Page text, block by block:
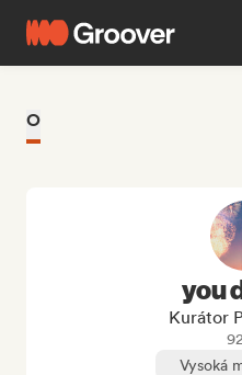
O
you
Kurátor
Vysoká